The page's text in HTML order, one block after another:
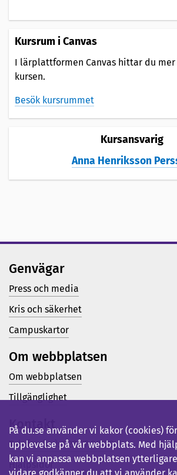
Kursrum i Canvas
I lärplattformen Canvas hittar du
kursen.
Besök kursrummet
Kursansvarig
Anna Henriksson
Genvägar
Press och media
Kris och säkerhet
Campuskartor
Om webbplatsen
Om webbplatsen
Tillgänglighet
Kontakt
Telefon (vx): 023-77 80 00
Hjälpsidor
På du.se använder vi kakor (cookies)
upplevelse på vår webbplats. Med
kan vi anpassa webbplatsen